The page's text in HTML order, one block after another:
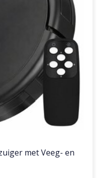
met Veeg- en